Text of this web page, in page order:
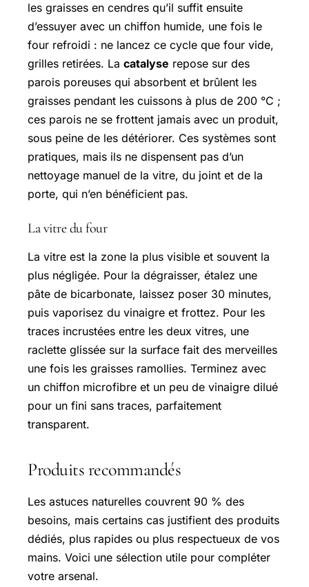
les graisses en cendres qu’il suffit ensuite
d’essuyer avec un chiffon humide, une fois le
four refroidi : ne lancez ce cycle que four vide,
grilles retirées. La catalyse repose sur des
parois poreuses qui absorbent et brûlent les
graisses pendant les cuissons à plus de 200 °C ;
ces parois ne se frottent jamais avec un produit,
sous peine de les détériorer. Ces systèmes sont
pratiques, mais ils ne dispensent pas d’un
nettoyage manuel de la vitre, du joint et de la
porte, qui n’en bénéficient pas.
La vitre du four
La vitre est la zone la plus visible et souvent la
plus négligée. Pour la dégraisser, étalez une
pâte de bicarbonate, laissez poser 30 minutes,
puis vaporisez du vinaigre et frottez. Pour les
traces incrustées entre les deux vitres, une
raclette glissée sur la surface fait des merveilles
une fois les graisses ramollies. Terminez avec
un chiffon microfibre et un peu de vinaigre dilué
pour un fini sans traces, parfaitement
transparent.
Produits recommandés
Les astuces naturelles couvrent 90 % des
besoins, mais certains cas justifient des produits
dédiés, plus rapides ou plus respectueux de vos
mains. Voici une sélection utile pour compléter
votre arsenal.